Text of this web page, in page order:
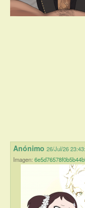
Anónimo 26/Jul/26
Imagen: